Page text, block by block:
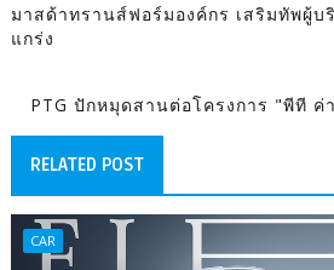
มาสด้าทรานส์ฟอร์มองค์กร เสริมทัพผู้บ
แกร่ง
PTG ปักหมุดสานต่อโครงการ "พีที ค่
RELATED POST
CAR